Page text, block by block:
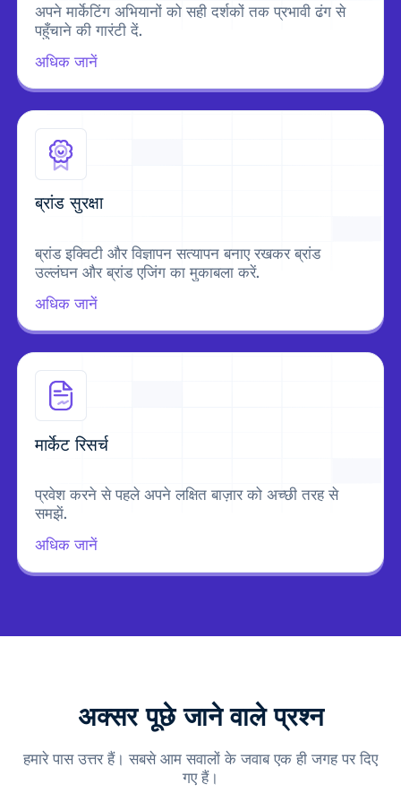
अपने मार्केटिंग अभियानों को सही दर्शकों तक प्रभावी ढंग से
पहुँचाने की गारंटी दें.
अधिक जानें
ब्रांड सुरक्षा
ब्रांड इक्विटी और विज्ञापन सत्यापन बनाए रखकर ब्रांड
उल्लंघन और ब्रांड एजिंग का मुकाबला करें.
अधिक जानें
मार्केट रिसर्च
प्रवेश करने से पहले अपने लक्षित बाज़ार को अच्छी तरह से
समझें.
अधिक जानें
अक्सर पूछे जाने वाले प्रश्न
हमारे पास उत्तर हैं। सबसे आम सवालों के जवाब एक ही जगह पर दिए
गए हैं।